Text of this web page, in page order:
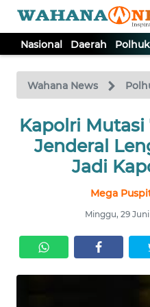
Nasional Daerah
Wahana News
Kapolri Mutasi
Jenderal
Jadi
Mega
Minggu, 29
TV
Tutup
NASIONAL
KRIMINAL
EKUIN